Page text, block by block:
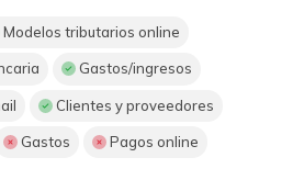
Modelos tributarios online
Gastos/ingresos
Clientes y proveedores
Gastos Pagos online